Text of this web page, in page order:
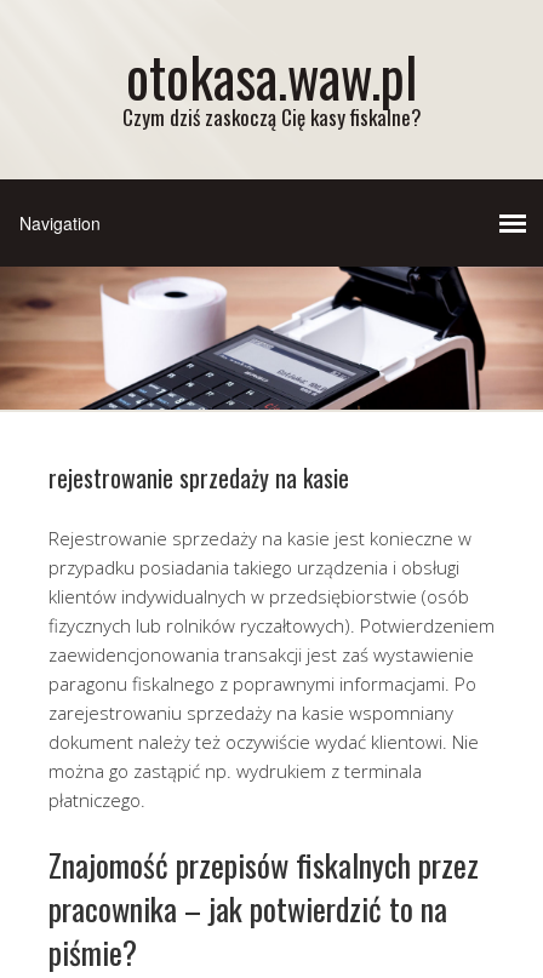
otokasa.waw.pl
Czym dziś zaskoczą Cię kasy fiskalne?
rejestrowanie sprzedaży na kasie
Rejestrowanie sprzedaży na kasie jest konieczne w
przypadku posiadania takiego urządzenia i obsługi
klientów indywidualnych w przedsiębiorstwie (osób
fizycznych lub rolników ryczałtowych). Potwierdzeniem
zaewidencjonowania transakcji jest zaś wystawienie
paragonu fiskalnego z poprawnymi informacjami. Po
zarejestrowaniu sprzedaży na kasie wspomniany
dokument należy też oczywiście wydać klientowi. Nie
można go zastąpić np. wydrukiem z terminala
płatniczego.
Znajomość przepisów fiskalnych przez
pracownika – jak potwierdzić to na
piśmie?